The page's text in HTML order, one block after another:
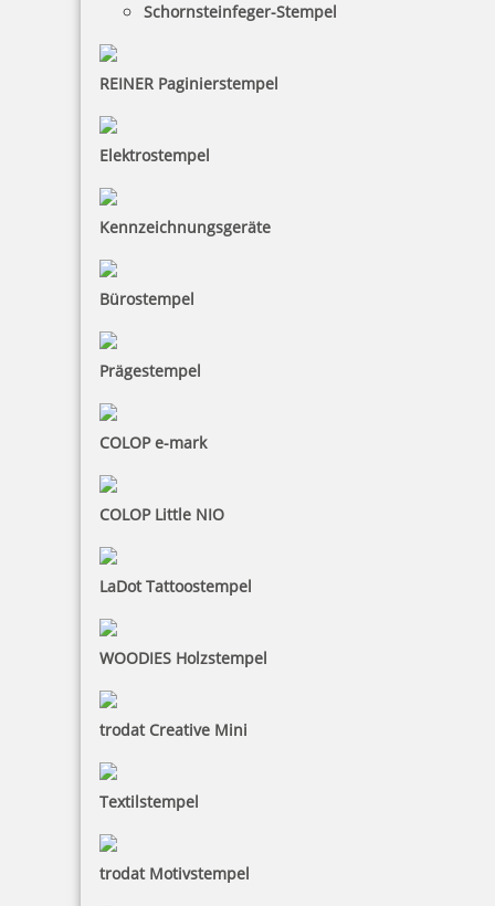
Schornsteinfeger-Stempel
REINER Paginierstempel
Elektrostempel
Kennzeichnungsgeräte
Bürostempel
Prägestempel
COLOP e-mark
COLOP Little NIO
LaDot Tattoostempel
WOODIES Holzstempel
trodat Creative Mini
Textilstempel
trodat Motivstempel